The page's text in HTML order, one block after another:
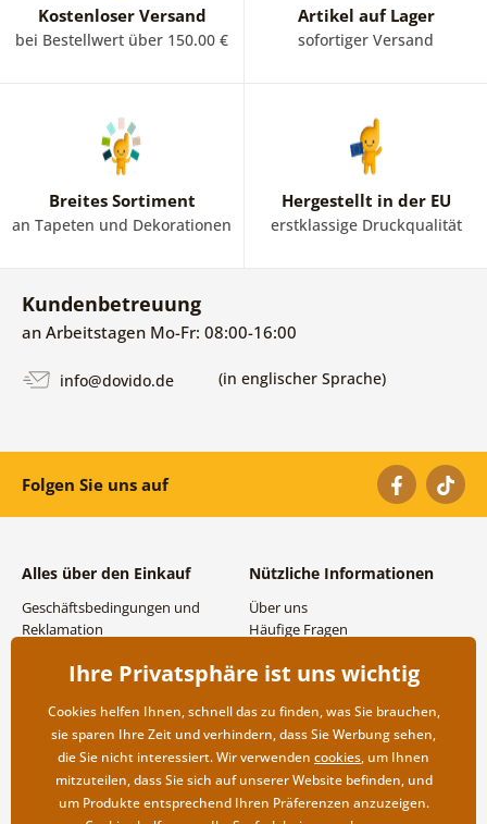
Kostenloser Versand
bei Bestellwert über 150.00 €
Artikel auf Lager
sofortiger Versand
Breites Sortiment
an Tapeten und Dekorationen
Hergestellt in der EU
erstklassige Druckqualität
Kundenbetreuung
an Arbeitstagen Mo-Fr: 08:00-16:00
info@dovido.de (in englischer Sprache)
Folgen Sie uns auf
Alles über den Einkauf
Geschäftsbedingungen und
Reklamation
Versand- und
Rücksendung der Ware
Nützliche Informationen
Über uns
Häufige Fragen
Großhandel und
Ihre Privatsphäre ist uns wichtig
Cookies helfen Ihnen, schnell das zu finden, was Sie brauchen,
sie sparen Ihre Zeit und verhindern, dass Sie Werbung sehen,
die Sie nicht interessiert. Wir verwenden cookies, um Ihnen
mitzuteilen, dass Sie sich auf unserer Website befinden, und
um Produkte entsprechend Ihren Präferenzen anzuzeigen.